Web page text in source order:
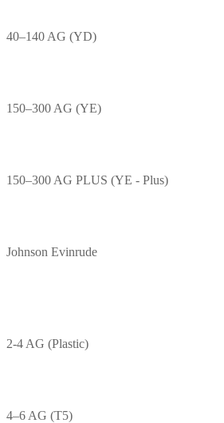
40–140 AG (YD)
150–300 AG (YE)
150–300 AG PLUS (YE - Plus)
Johnson Evinrude
2-4 AG (Plastic)
4–6 AG (T5)